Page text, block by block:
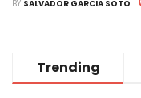
BY SALVADOR GARCIA SOTO
Trending